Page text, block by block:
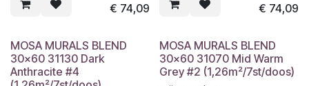
€ 74,09 € 74,09
MOSA MURALS BLEND
30x60 31130 Dark
Anthracite #4
MOSA MURALS BLEND
30x60 31070 Mid Warm
Grey #2 (1,26m²/7st/doos)